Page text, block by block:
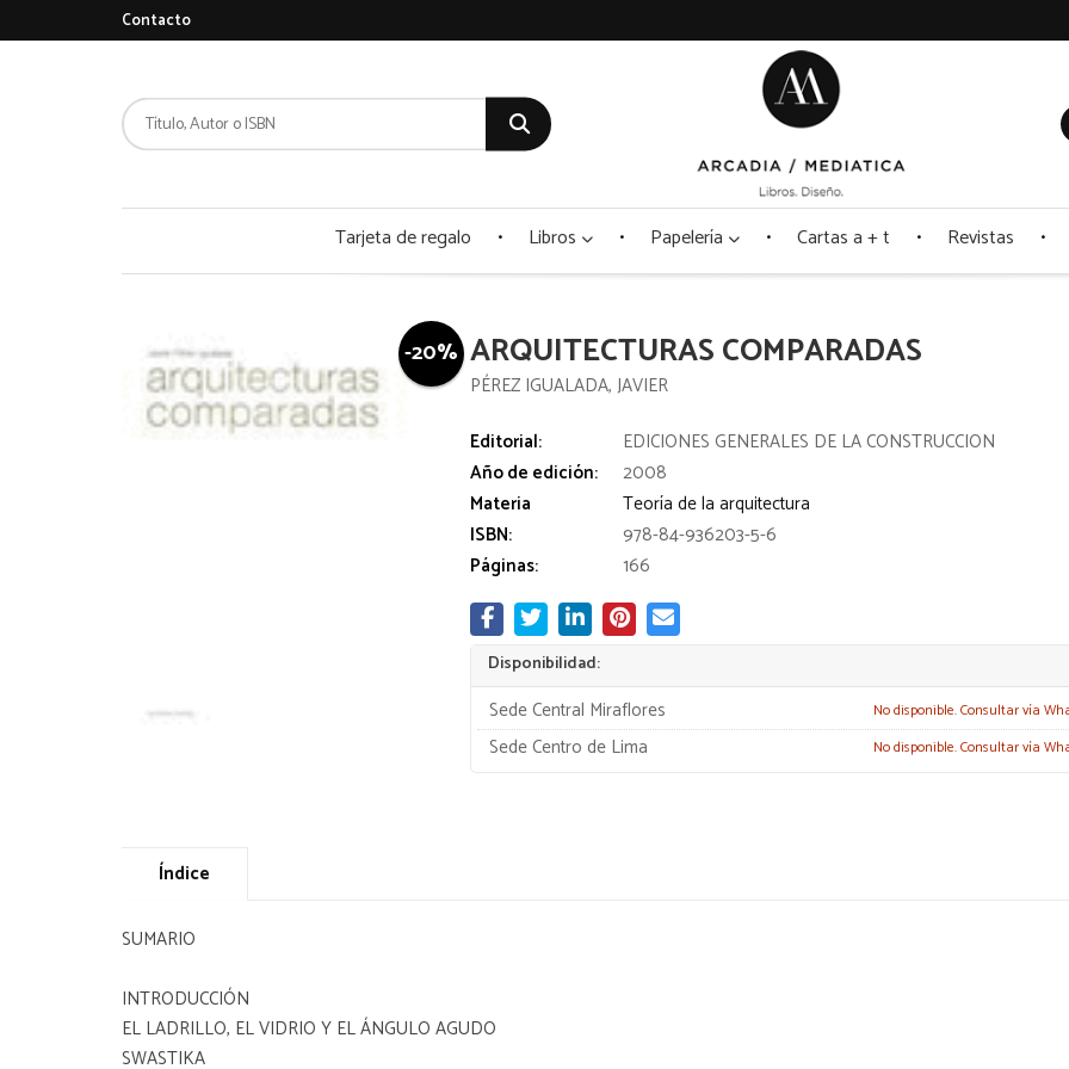
Contacto
Tarjeta de regalo Libros Papelería Cartas a + t Revistas
-20% ARQUITECTURAS COMPARADAS
PÉREZ IGUALADA, JAVIER
Editorial:
EDICIONES GENERALES DE LA CONSTRUCCION
Año de edición:
2008
Materia
Teoría de la arquitectura
ISBN:
978-84-936203-5-6
Páginas:
166
Disponibilidad:
Sede Central Miraflores No disponible. Consultar vía
Sede Centro de Lima No disponible. Consultar vía
Índice
SUMARIO
INTRODUCCIÓN
EL LADRILLO, EL VIDRIO Y EL ÁNGULO AGUDO
SWASTIKA